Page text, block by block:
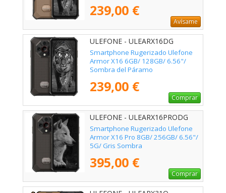
239,00 €
Avísame
ULEFONE - ULEARX16DG
Smartphone Rugerizado Ulefone
Armor X16 6GB/ 128GB/ 6.56"/
Sombra del Páramo
239,00 €
Comprar
ULEFONE - ULEARX16PRODG
Smartphone Rugerizado Ulefone
Armor X16 Pro 8GB/ 256GB/ 6.56"/
5G/ Gris Sombra
395,00 €
Comprar